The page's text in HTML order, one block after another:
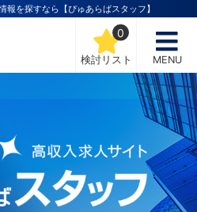
報を探すなら【ぴゅあらばスタッフ】
検討リスト
0
MENU